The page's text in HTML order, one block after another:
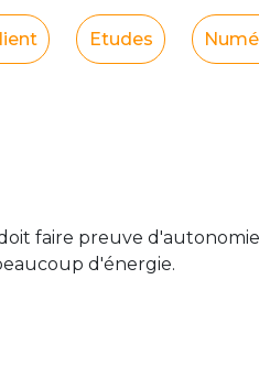
Etudes
faire preuve
d'énergie.